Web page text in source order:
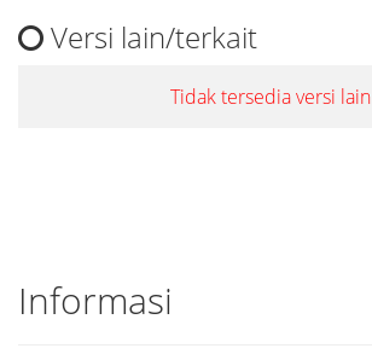
Versi lain/terkait
Tidak tersedia versi lain
Informasi